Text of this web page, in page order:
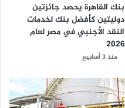
بنك القاهرة يحصد جائزتين
دوليتين كأفضل بنك لخدمات
النقد الأجنبي في مصر لعام
2026
منذ 3 أسابيع